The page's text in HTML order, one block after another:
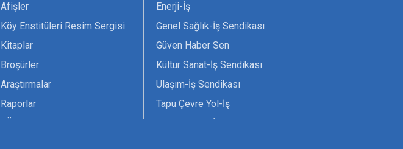
Afişler
Köy Enstitüleri Resim Sergisi
Kitaplar
Broşürler
Araştırmalar
Raporlar
Enerji-İş
Genel Sağlık-İş Sendikası
Güven Haber Sen
Kültür Sanat-İş Sendikası
Ulaşım-İş Sendikası
Tapu Çevre Yol-İş